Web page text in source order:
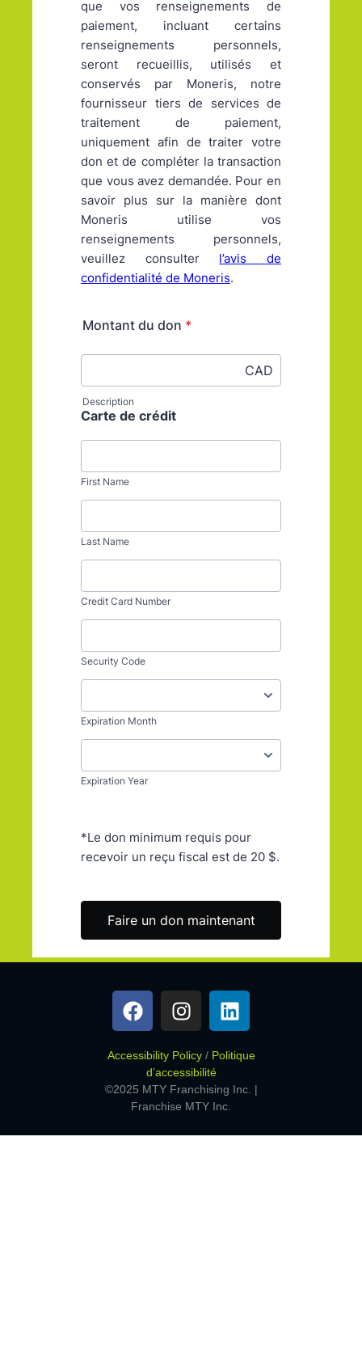
Accessibility Policy/ Politique
d’accessibilité
©2025 MTY Franchising Inc. |
Franchise MTY Inc.